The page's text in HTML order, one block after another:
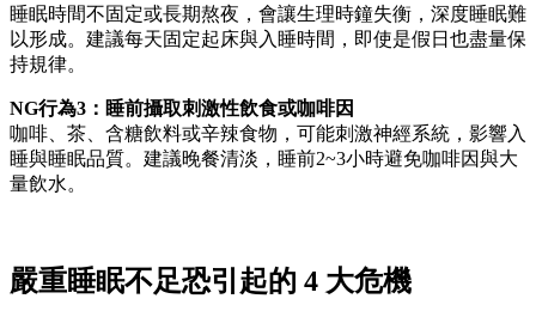
睡眠時間不固定或長期熬夜，會讓生理時鐘失衡，深度睡眠難
以形成。建議每天固定起床與入睡時間，即使是假日也盡量保
持規律。
NG行為3：睡前攝取刺激性飲食或咖啡因
咖啡、茶、含糖飲料或辛辣食物，可能刺激神經系統，影響入
睡與睡眠品質。建議晚餐清淡，睡前2~3小時避免咖啡因與大
量飲水。
嚴重睡眠不足恐引起的 4 大危機